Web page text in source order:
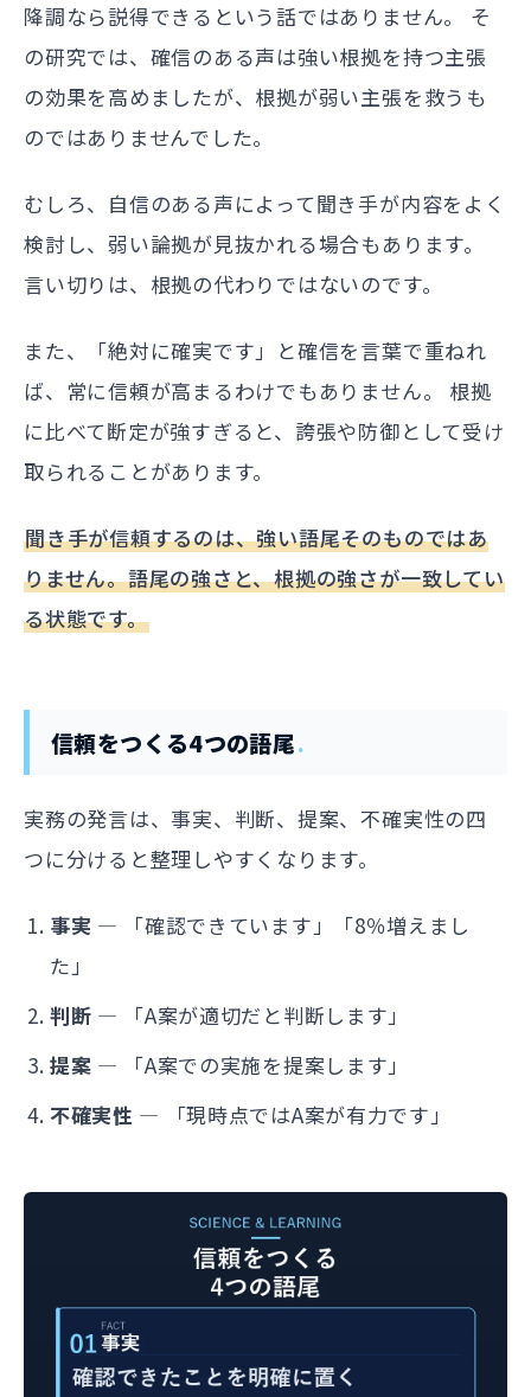
降調なら説得できるという話ではありません。 そ
の研究では、確信のある声は強い根拠を持つ主張
の効果を高めましたが、根拠が弱い主張を救うも
のではありませんでした。
むしろ、自信のある声によって聞き手が内容をよく
検討し、弱い論拠が見抜かれる場合もあります。
言い切りは、根拠の代わりではないのです。
また、「絶対に確実です」と確信を言葉で重ねれ
ば、常に信頼が高まるわけでもありません。 根拠
に比べて断定が強すぎると、誇張や防御として受け
取られることがあります。
聞き手が信頼するのは、強い語尾そのものではあ
りません。語尾の強さと、根拠の強さが一致してい
る状態です。
信頼をつくる4つの語尾
実務の発言は、事実、判断、提案、不確実性の四
つに分けると整理しやすくなります。
事実 — 「確認できています」「8％増えまし
た」
判断 — 「A案が適切だと判断します」
提案 — 「A案での実施を提案します」
不確実性 — 「現時点ではA案が有力です」